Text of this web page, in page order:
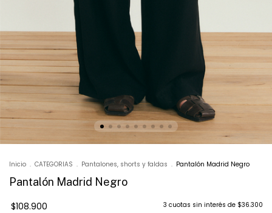
Inicio . CATEGORIAS . Pantalones, shorts y faldas . Pantalón Madrid Negro
Pantalón Madrid Negro
$108.900 3 cuotas sin interés de $36.300